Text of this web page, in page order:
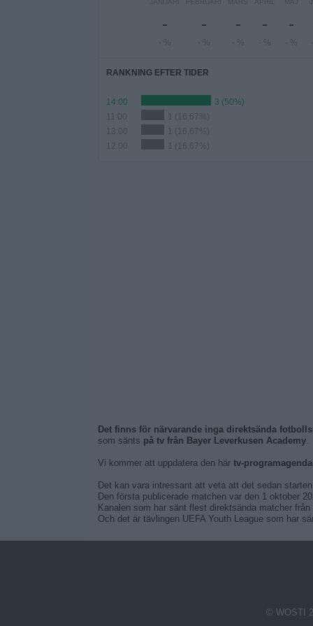
JANUARI
-
- %
FEBRUARI
-
- %
MARS
-
- %
APRIL
-
- %
MAJ
-
- %
RANKNING EFTER TIDER
14:00
3 (50%)
1 (16,67%)
13:00
1 (16,67%)
12:00
1 (16,67%)
Det finns för närvarande inga direktsända
som sänts på tv från Bayer Leverkusen Academy.
Vi kommer att uppdatera den här tv-
Det kan vara intressant att veta att det sedan
Den första publicerade matchen var den 1 oktober
Kanalen som har sänt flest direktsända matcher
Och det är tävlingen UEFA Youth League som har
© WOSTI